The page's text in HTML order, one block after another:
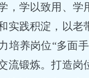
，学以致用、学
实践积淀，以老
培养岗位“多面
流锻炼。打造